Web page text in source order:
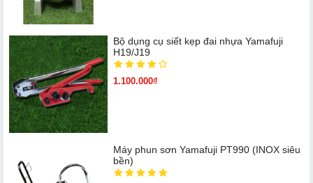
Bộ dụng cụ siết kẹp đai nhựa Yamafuji
H19/J19
1.100.000₫
Máy phun sơn Yamafuji PT990 (INOX siêu
bền)